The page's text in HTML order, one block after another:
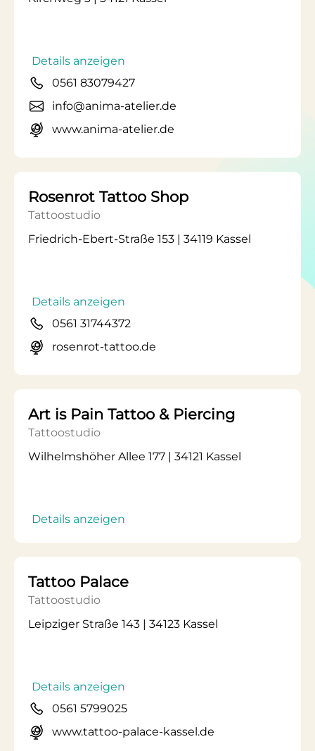
Details anzeigen
0561 83079427
info@anima-atelier.de
www.anima-atelier.de
Rosenrot Tattoo Shop
Tattoostudio
Friedrich-Ebert-Straße 153 | 34119 Kassel
Details anzeigen
0561 31744372
rosenrot-tattoo.de
Art is Pain Tattoo & Piercing
Tattoostudio
Wilhelmshöher Allee 177 | 34121 Kassel
Details anzeigen
Tattoo Palace
Tattoostudio
Leipziger Straße 143 | 34123 Kassel
Details anzeigen
0561 5799025
www.tattoo-palace-kassel.de